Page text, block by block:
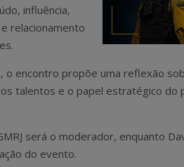
influência,
relacionamento
o encontro propõe uma reflexão
talentos e o papel estratégico do
será o moderador, enquanto
do evento.